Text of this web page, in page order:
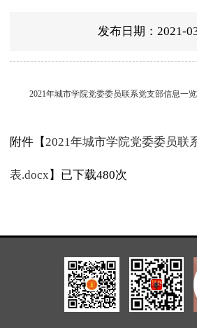
发布日期：2021-
2021年城市学院党委委员联系党支部信息一
附件【2021年城市学院党委委员联
表.docx】已下载480次